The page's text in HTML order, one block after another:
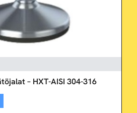
– HXT-AISI 304-316